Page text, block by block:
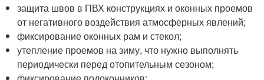
защита швов в ПВХ конструкциях и оконных проемов
от негативного воздействия атмосферных явлений;
фиксирование оконных рам и стекол;
утепление проемов на зиму, что нужно выполнять
периодически перед отопительным сезоном;